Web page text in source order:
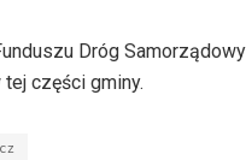
Dróg
części gminy.